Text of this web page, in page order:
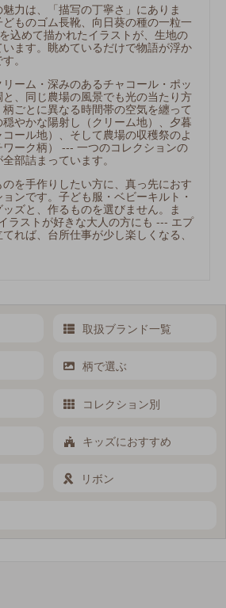
力は、「描写の丁寧さ」にありま
ものゴム長靴、向日葵の種の一粒一
込めて描かれたイラストが、生地の
ます。眺めているだけで物語が浮か
。
ーム・深みのあるチャコール・ポッ
、同じ農場の風景でも光の当たり方
ごとに異なる時間帯の空気を纏って
やかな陽射し（クリーム地）、夕暮
ール地）、そして農場の収穫祭のよ
ーク柄） --- 一つのコレクションの
部詰まっています。
を手作りしたい方に、真っ先におす
ンです。子ども服・ベビーキルト・
ズと、作るものを選びません。ま
ラストが好きな大人の方にも --- エプ
れば、台所仕事が少し楽しくなる、
取扱ブランド一覧
柄で選ぶ
コレクション別
キッズにおすすめ
リボン